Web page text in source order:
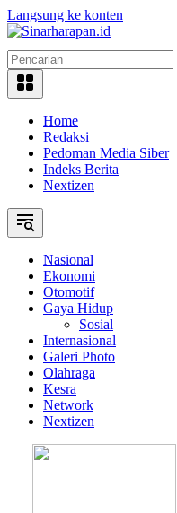
Langsung ke konten
Home
Redaksi
Pedoman Media Siber
Indeks Berita
Nextizen
Nasional
Ekonomi
Otomotif
Gaya Hidup
Sosial
Internasional
Galeri Photo
Olahraga
Kesra
Network
Nextizen